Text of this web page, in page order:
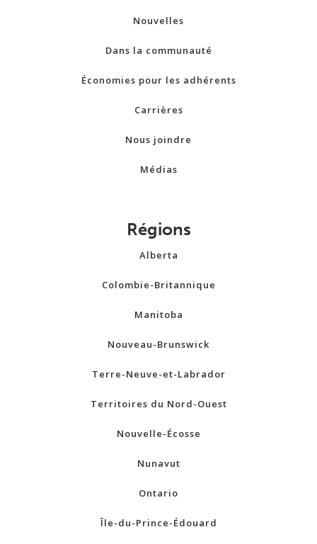
Nouvelles
Dans la communauté
Économies pour les adhérents
Carrières
Nous joindre
Médias
Régions
Alberta
Colombie-Britannique
Manitoba
Nouveau-Brunswick
Terre-Neuve-et-Labrador
Territoires du Nord-Ouest
Nouvelle-Écosse
Nunavut
Ontario
Île-du-Prince-Édouard